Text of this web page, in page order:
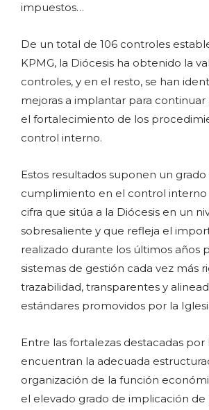
impuestos…
De un total de 106 controles
KPMG, la Diócesis ha obtenido la
controles, y en el resto, se han
mejoras a implantar para continuar
el fortalecimiento de los
control interno.
Estos resultados suponen un grado
cumplimiento en el control interno
cifra que sitúa a la Diócesis en un
sobresaliente y que refleja el
realizado durante los últimos años
sistemas de gestión cada vez más
trazabilidad, transparentes y
estándares promovidos por la
Entre las fortalezas destacadas por
encuentran la adecuada
organización de la función
el elevado grado de implicación de